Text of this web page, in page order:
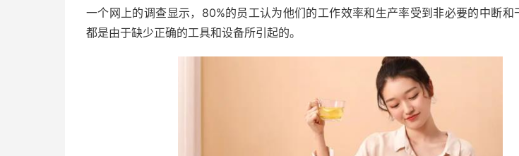
一个网上的调查显示，80%的员工认为他们的工作效率和生产率受到非必要的中断和
都是由于缺少正确的工具和设备所引起的。